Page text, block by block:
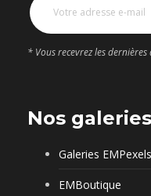
* Vous recevrez les
Nos
Galeries EMPexels
EMBoutique